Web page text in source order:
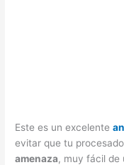
Este es un excelente
evitar que tu
amenaza, muy fácil de